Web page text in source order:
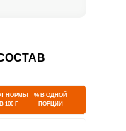
НОРМЫ
В 100 Г
% В ОДНОЙ
ПОРЦИИ